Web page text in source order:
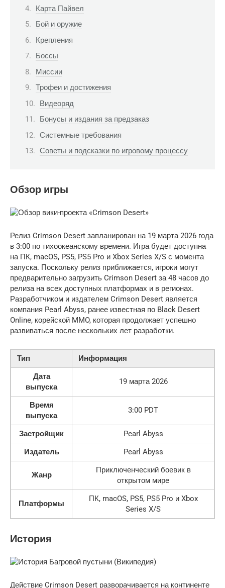
Карта Пайвел
Бой и оружие
Крепления
Боссы
Миссии
Трофеи и достижения
Видеоряд
Бонусы и издания за предзаказ
Системные требования
Советы и подсказки по игровому процессу
Обзор игры
Релиз Crimson Desert запланирован на 19 марта 2026 года
в 3:00 по тихоокеанскому времени. Игра будет доступна
на ПК, macOS, PS5, PS5 Pro и Xbox Series X/S с момента
запуска. Поскольку релиз приближается, игроки могут
предварительно загрузить Crimson Desert за 48 часов до
релиза на всех доступных платформах и в регионах.
Разработчиком и издателем Crimson Desert является
компания Pearl Abyss, ранее известная по Black Desert
Online, корейской MMO, которая продолжает успешно
развиваться после нескольких лет разработки.
Тип
Информация
Дата
выпуска
19 марта 2026
Время
выпуска
3:00 PDT
Застройщик
Pearl Abyss
Издатель
Pearl Abyss
Жанр
Приключенческий боевик в
открытом мире
Платформы
ПК, macOS, PS5, PS5 Pro и Xbox
Series X/S
История
Действие Crimson Desert разворачивается на континенте